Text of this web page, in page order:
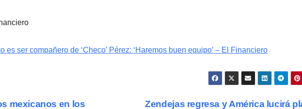
es ser compañero de ‘Checo’ Pérez: ‘Haremos buen equipo’ – El Financiero
Zendejas regresa y América lucirá
mexicanos en los